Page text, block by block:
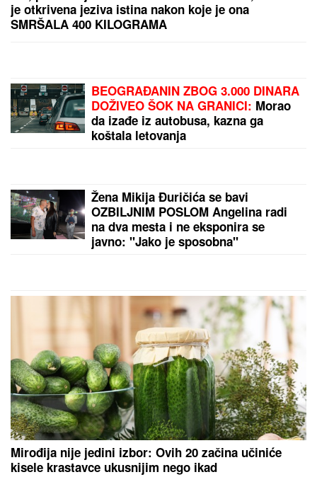
je otkrivena jeziva istina nakon koje je ona
SMRŠALA 400 KILOGRAMA
BEOGRAĐANIN ZBOG 3.000 DINARA
DOŽIVEO ŠOK NA GRANICI: Morao
da izađe iz autobusa, kazna ga
koštala letovanja
Žena Mikija Đuričića se bavi
OZBILJNIM POSLOM Angelina radi
na dva mesta i ne eksponira se
javno: "Jako je sposobna"
Mirođija nije jedini izbor: Ovih 20 začina učiniće
kisele krastavce ukusnijim nego ikad